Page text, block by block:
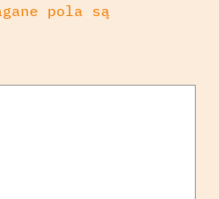
pola są